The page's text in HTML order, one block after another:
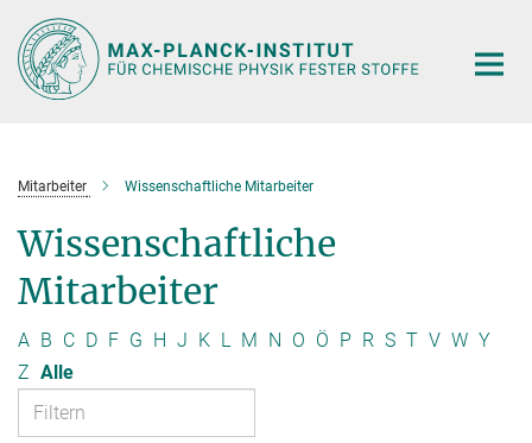
Hauptinhalt
Mitarbeiter Wissenschaftliche Mitarbeiter
Wissenschaftliche
Mitarbeiter
A B C D F G H J K L M N O Ö P R S T V W Y
Z Alle